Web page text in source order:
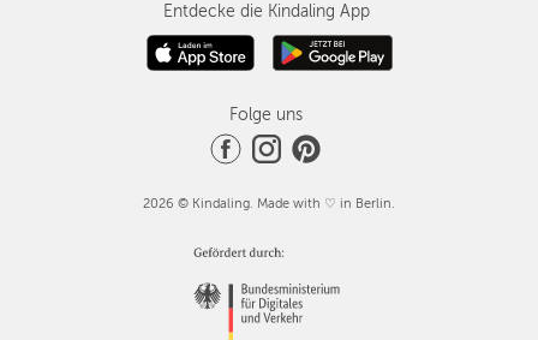
Entdecke die Kindaling App
Folge uns
2026 © Kindaling. Made with ♡ in Berlin.